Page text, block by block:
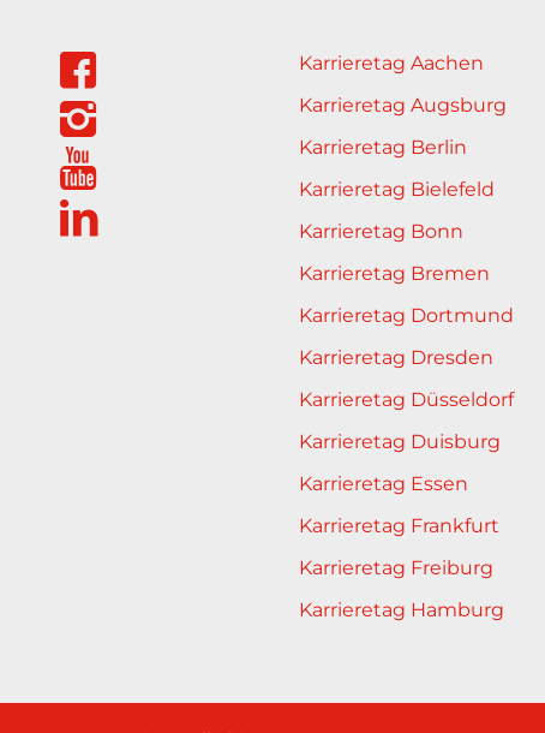
Karrieretag Aachen
Karrieretag Augsburg
Karrieretag Berlin
Karrieretag Bielefeld
Karrieretag Bonn
Karrieretag Bremen
Karrieretag Dortmund
Karrieretag Dresden
Karrieretag Düsseldorf
Karrieretag Duisburg
Karrieretag Essen
Karrieretag Frankfurt
Karrieretag Freiburg
Karrieretag Hamburg